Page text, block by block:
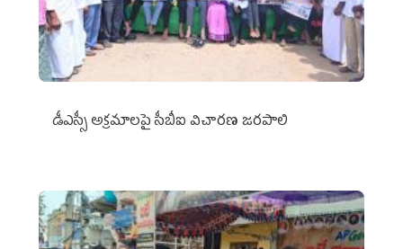
డీఎస్సీ అక్రమాలపై సీబీఐ విచారణ జరపాలి